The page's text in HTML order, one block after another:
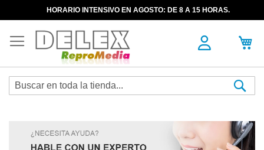
HORARIO INTENSIVO EN AGOSTO: DE 8 A 15 HORAS.